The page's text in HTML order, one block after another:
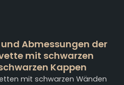
Abmessungen der
mit schwarzen
Kappen
mit schwarzen Wänden